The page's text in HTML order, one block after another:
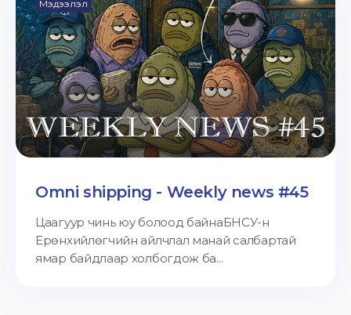
Мэдээлэл
Omni shipping - Weekly news #45
Цаагуур чинь юу болоод байнаБНСУ-н
Ерөнхийлөгчийн айлчлал манай салбартай
ямар байдлаар холбогдож ба...